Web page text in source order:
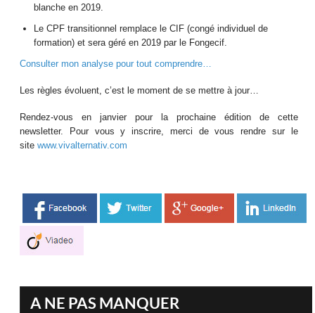
blanche en 2019.
Le CPF transitionnel remplace le CIF (congé individuel de
formation) et sera géré en 2019 par le Fongecif.
Consulter mon analyse pour tout comprendre…
Les règles évoluent, c’est le moment de se mettre à jour…
Rendez-vous en janvier pour la prochaine édition de cette
newsletter. Pour vous y inscrire, merci de vous rendre sur le
sitewww.vivalternativ.com
A NE PAS MANQUER